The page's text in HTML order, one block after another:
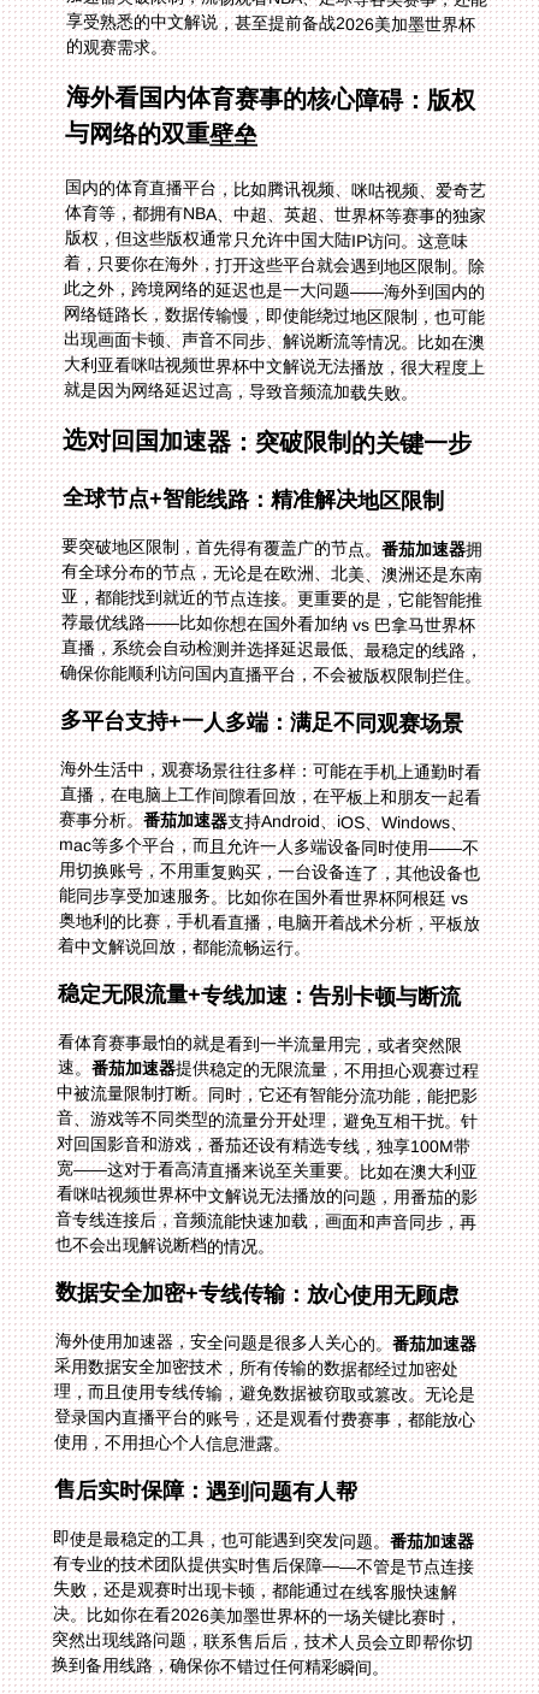
的观赛需求。
海外看国内体育赛事的核心障碍：版权
与网络的双重壁垒
国内的体育直播平台，比如腾讯视频、咪咕视频、爱奇艺
体育等，都拥有NBA、中超、英超、世界杯等赛事的独家
版权，但这些版权通常只允许中国大陆IP访问。这意味
着，只要你在海外，打开这些平台就会遇到地区限制。除
此之外，跨境网络的延迟也是一大问题——海外到国内的
网络链路长，数据传输慢，即使能绕过地区限制，也可能
出现画面卡顿、声音不同步、解说断流等情况。比如在澳
大利亚看咪咕视频世界杯中文解说无法播放，很大程度上
就是因为网络延迟过高，导致音频流加载失败。
选对回国加速器：突破限制的关键一步
全球节点+智能线路：精准解决地区限制
要突破地区限制，首先得有覆盖广的节点。番茄加速器拥
有全球分布的节点，无论是在欧洲、北美、澳洲还是东南
亚，都能找到就近的节点连接。更重要的是，它能智能推
荐最优线路——比如你想在国外看加纳 vs 巴拿马世界杯
直播，系统会自动检测并选择延迟最低、最稳定的线路，
确保你能顺利访问国内直播平台，不会被版权限制拦住。
多平台支持+一人多端：满足不同观赛场景
海外生活中，观赛场景往往多样：可能在手机上通勤时看
直播，在电脑上工作间隙看回放，在平板上和朋友一起看
赛事分析。番茄加速器支持Android、iOS、Windows、
mac等多个平台，而且允许一人多端设备同时使用——不
用切换账号，不用重复购买，一台设备连了，其他设备也
能同步享受加速服务。比如你在国外看世界杯阿根廷 vs
奥地利的比赛，手机看直播，电脑开着战术分析，平板放
着中文解说回放，都能流畅运行。
稳定无限流量+专线加速：告别卡顿与断流
看体育赛事最怕的就是看到一半流量用完，或者突然限
速。番茄加速器提供稳定的无限流量，不用担心观赛过程
中被流量限制打断。同时，它还有智能分流功能，能把影
音、游戏等不同类型的流量分开处理，避免互相干扰。针
对回国影音和游戏，番茄还设有精选专线，独享100M带
宽——这对于看高清直播来说至关重要。比如在澳大利亚
看咪咕视频世界杯中文解说无法播放的问题，用番茄的影
音专线连接后，音频流能快速加载，画面和声音同步，再
也不会出现解说断档的情况。
数据安全加密+专线传输：放心使用无顾虑
海外使用加速器，安全问题是很多人关心的。番茄加速器
采用数据安全加密技术，所有传输的数据都经过加密处
理，而且使用专线传输，避免数据被窃取或篡改。无论是
登录国内直播平台的账号，还是观看付费赛事，都能放心
使用，不用担心个人信息泄露。
售后实时保障：遇到问题有人帮
即使是最稳定的工具，也可能遇到突发问题。番茄加速器
有专业的技术团队提供实时售后保障——不管是节点连接
失败，还是观赛时出现卡顿，都能通过在线客服快速解
决。比如你在看2026美加墨世界杯的一场关键比赛时，
突然出现线路问题，联系售后后，技术人员会立即帮你切
换到备用线路，确保你不错过任何精彩瞬间。